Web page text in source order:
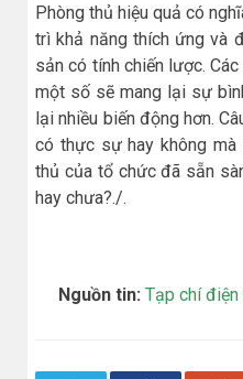
Phòng thủ hiệu quả có
trì khả năng thích ứng và
sản có tính chiến lược.
một số sẽ mang lại sự
lại nhiều biến động hơn.
có thực sự hay không mà
thủ của tổ chức đã sẵn
hay chưa?./.
Nguồn tin: Tạp chí điện